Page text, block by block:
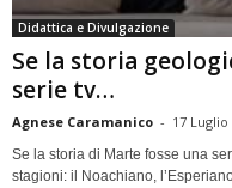
Didattica e Divulgazione
Se la storia
serie tv…
Agnese Caramanico - 17 Luglio
Se la storia di Marte fosse una
stagioni: il Noachiano,